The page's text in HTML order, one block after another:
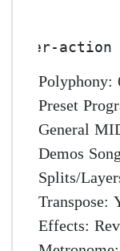
Polyphony:
Preset
General
Demos
Splits/
Transpose:
Effects: